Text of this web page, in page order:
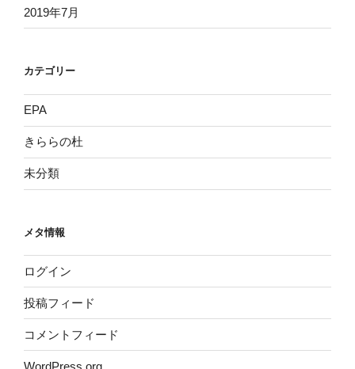
2019年7月
カテゴリー
EPA
きららの杜
未分類
メタ情報
ログイン
投稿フィード
コメントフィード
WordPress.org